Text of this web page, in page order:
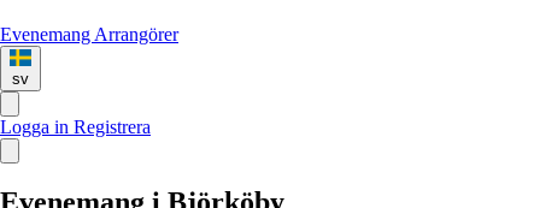
Evenemang Arrangörer
sv
Logga in Registrera